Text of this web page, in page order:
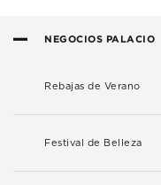
NEGOCIOS PALACIO
Rebajas de Verano
Festival de Belleza